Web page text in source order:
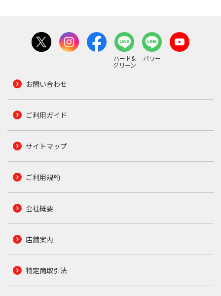
ハード&
グリーン
パワー
お問い合わせ
ご利用ガイド
サイトマップ
ご利用規約
会社概要
店舗案内
特定商取引法